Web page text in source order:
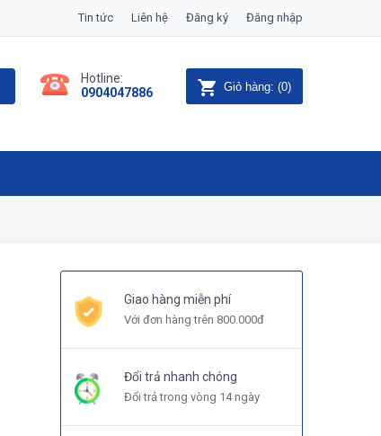
Tin tức Liên hệ Đăng ký Đăng nhập
Hotline:
0904047886
Giỏ hàng: (0)
Giao hàng miễn phí
Với đơn hàng trên 800.000đ
Đổi trả nhanh chóng
Đổi trả trong vòng 14 ngày